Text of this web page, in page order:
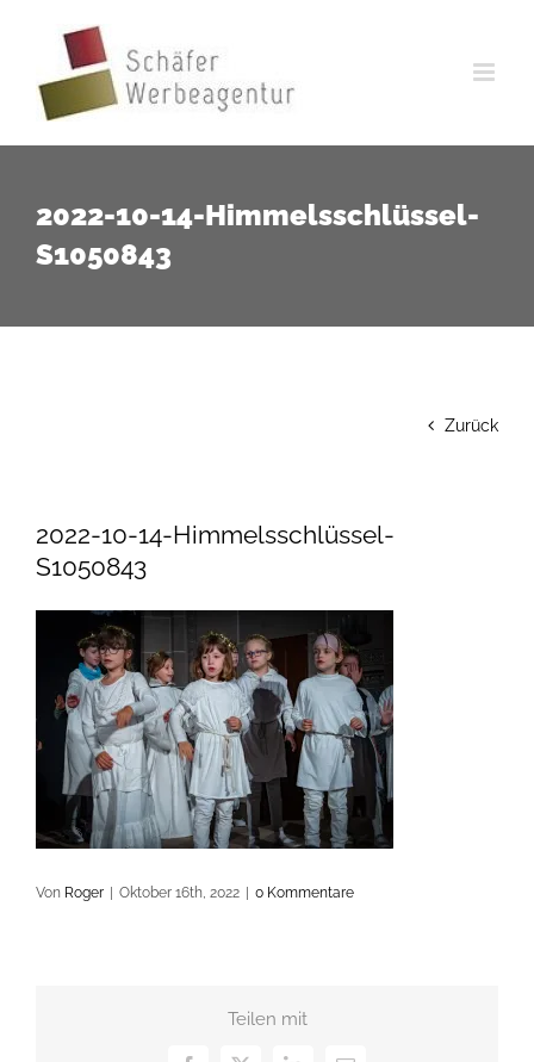
springen
2022-10-14-Himmelsschlüssel-
S1050843
Zurück
2022-10-14-Himmelsschlüssel-
S1050843
Von Roger Oktober 16th, 2022 0 Kommentare
Teilen mit